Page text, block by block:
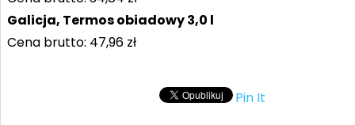
Galicja, Termos obiadowy 3,0 l
Cena brutto: 47,96 zł
Pin It